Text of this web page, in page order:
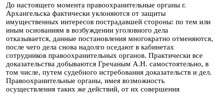
До настоящего момента правоохранительные органы г.
Архангельска фактически уклоняются от защиты
имущественных интересов пострадавшей стороны: по тем или
иным основаниям в возбуждении уголовного дела
отказывается, данные постановления многократно отменяются,
после чего дела снова надолго оседают в кабинетах
сотрудников правоохранительных органов. Практически все
доказательства добываются Гречаным А.Н. самостоятельно, в
том числе, путем судебного истребования доказательств и дел.
Правоохранительные органы, имея возможность
осуществления таких же действий, от их совершения